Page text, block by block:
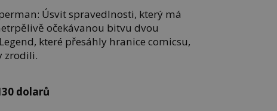
Úsvit spravedlnosti, který má
očekávanou bitvu dvou
které přesáhly hranice comicsu,
zrodili.
dolarů